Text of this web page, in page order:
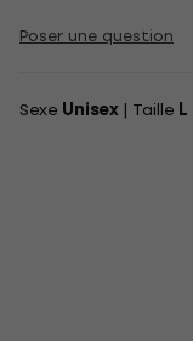
Poser une question
Sexe Unisex | Taille L